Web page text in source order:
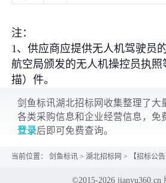
注：
1、供应商应提供无人机驾驶员
航空局颁发的无人机操控员执照
描）件。
剑鱼标讯湖北招标网收集整理了大
各类采购信息和企业经营信息，免
登录后即可免费查询。
当前位置： 剑鱼标讯 > 湖北招标网 > 【招标公告】【省交规院
©2015-2026 jianyu360.cn